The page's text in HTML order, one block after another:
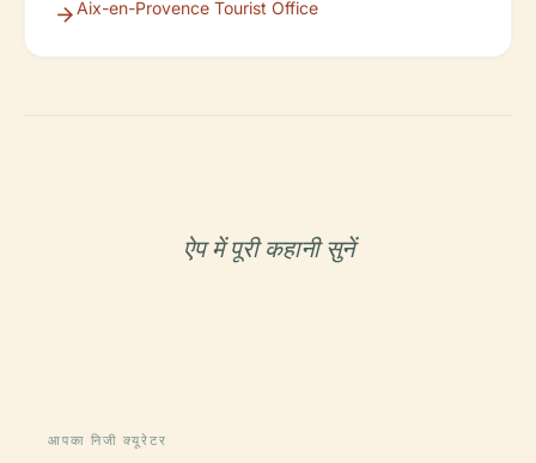
Aix-en-Provence Tourist Office
ऐप में पूरी कहानी सुनें
आपका निजी क्यूरेटर